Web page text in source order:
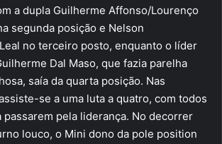
a dupla Guilherme Affonso/Lourenço
segunda posição e Nelson
no terceiro posto, enquanto o líder
Dal Maso, que fazia parelha
saía da quarta posição. Nas
se a uma luta a quatro, com todos
passarem pela liderança. No decorrer
louco, o Mini dono da pole position